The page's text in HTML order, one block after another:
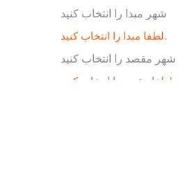
شهر مبدا را انتخاب کنید
لطفا مبدا را انتخاب کنید.
شهر مقصد را انتخاب کنید